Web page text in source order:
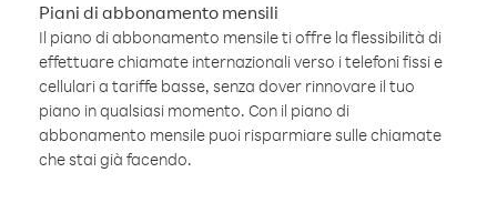
Piani di abbonamento mensili
Il piano di abbonamento mensile ti offre la flessibilità di
effettuare chiamate internazionali verso i telefoni fissi e
cellulari a tariffe basse, senza dover rinnovare il tuo
piano in qualsiasi momento. Con il piano di
abbonamento mensile puoi risparmiare sulle chiamate
che stai già facendo.